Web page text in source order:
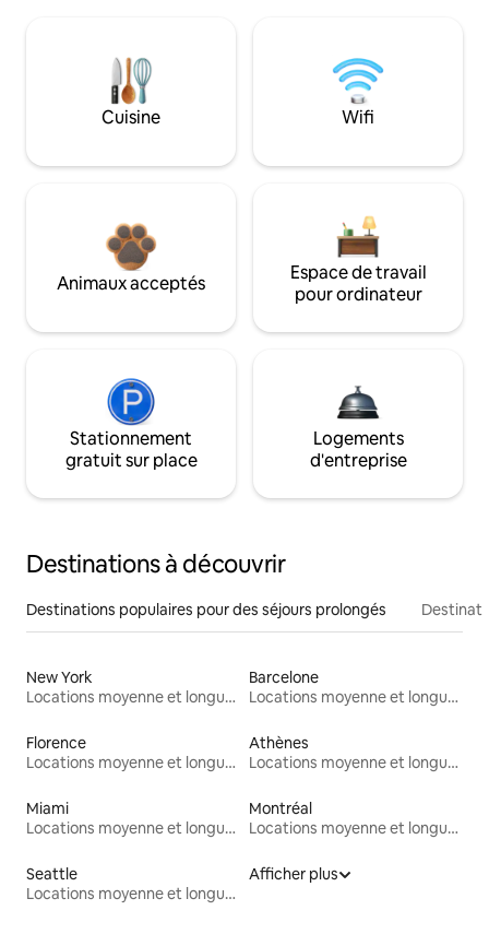
Cuisine Wifi
Animaux acceptés
Espace de travail
pour ordinateur
Stationnement
gratuit sur place
Logements
d'entreprise
Destinations à découvrir
Destinations populaires pour des séjours prolongés
New York
Locations moyenne et longue durée
Barcelone
Locations moyenne et longue durée
Florence
Locations moyenne et longue durée
Athènes
Locations moyenne et longue durée
Miami
Locations moyenne et longue durée
Montréal
Locations moyenne et longue durée
Seattle
Locations moyenne et longue durée
Afficher plus